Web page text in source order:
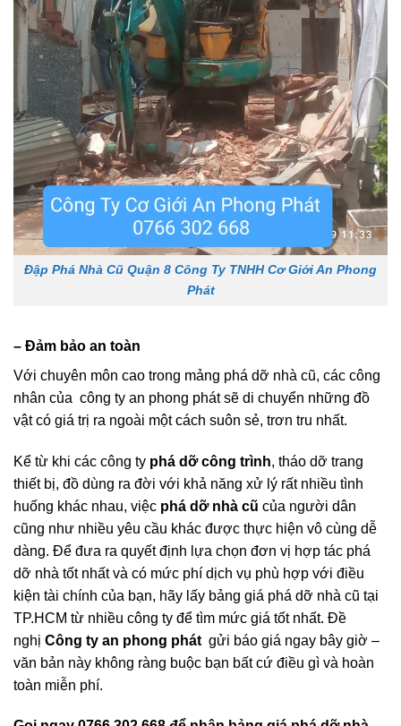
– Đảm bảo an toàn
nhân của công ty an phong phát sẽ di chuyển những đồ
vật có giá trị ra ngoài một cách suôn sẻ, trơn tru nhất.
Kể từ khi các công typhá dỡ công trình, tháo dỡ trang
thiết bị, đồ dùng ra đời với khả năng xử lý rất nhiều tình
huống khác nhau, việcphá dỡ nhà cũcủa người dân
cũng như nhiều yêu cầu khác được thực hiện vô cùng dễ
dàng. Để đưa ra quyết định lựa chọn đơn vị hợp tác phá
dỡ nhà tốt nhất và có mức phí dịch vụ phù hợp với điều
kiện tài chính của bạn, hãy lấy bảng giá phá dỡ nhà cũ tại
TP.HCM từ nhiều công ty để tìm mức giá tốt nhất. Đề